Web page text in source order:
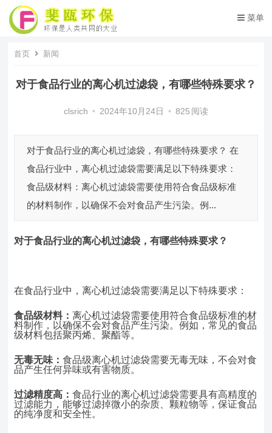
菜单
首页 新闻
对于食品行业的离心机过滤袋，有哪些特殊要求？
clsrich • 2024年10月24日 • 825 阅读
对于食品行业的离心机过滤袋，有哪些特殊要求？ 在
食品行业中，离心机过滤袋需要满足以下特殊要求：
食品级材料：离心机过滤袋需要使用符合食品级标准
的材料制作，以确保不会对食品产生污染。例...
对于食品行业的离心机过滤袋，有哪些特殊要求？
在食品行业中，离心机过滤袋需要满足以下特殊要求：
食品级材料：离心机过滤袋需要使用符合食品级标准的材
料制作，以确保不会对食品产生污染。例如，常见的食品
级材料包括聚丙烯、聚酯等。
无毒无味：食品级离心机过滤袋需要无毒无味，不会对食
品产生任何异味或有害物质。
过滤精度高：食品行业的离心机过滤袋需要具有高精度的
过滤能力，能够过滤掉微小的杂质、颗粒物等，保证食品
的纯净度和安全性。